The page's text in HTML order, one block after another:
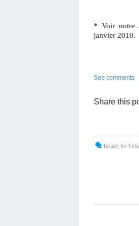
* Voir notre
janvier 2010.
See comments
Share this
Israel Im